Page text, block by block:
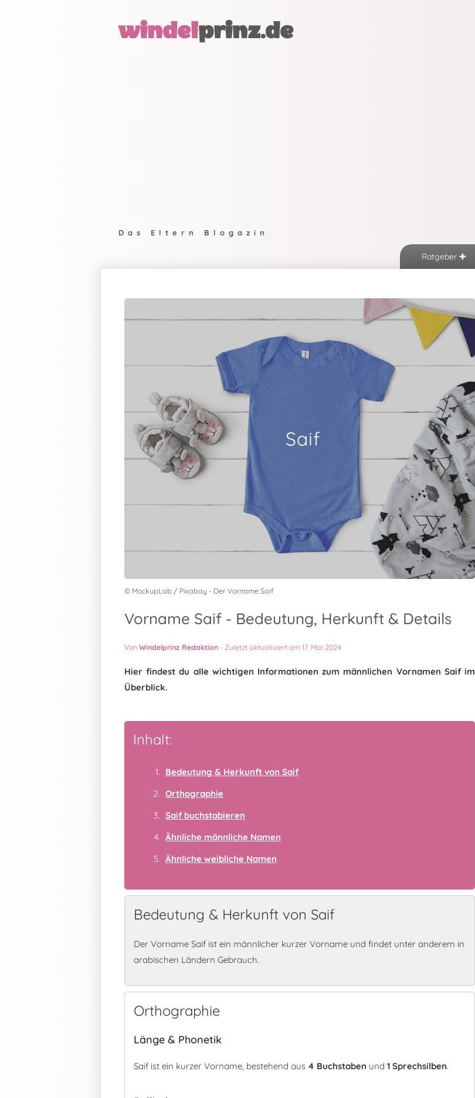
windelprinz.de
Das Eltern Blogazin
Ratgeber
Saif
© MockupLab / Pixabay - Der Vorname Saif
Vorname Saif - Bedeutung, Herkunft & Details
VonWindelprinz Redaktion - Zuletzt aktualisiert am 17. Mai 2024
Hier findest du alle wichtigen Informationen zum männlichen Vornamen Saif im
Überblick.
Inhalt:
Bedeutung & Herkunft von Saif
Orthographie
Saif buchstabieren
Ähnliche männliche Namen
Ähnliche weibliche Namen
Bedeutung & Herkunft von Saif
Der Vorname Saif ist ein männlicher kurzer Vorname und findet unter anderem in
arabischen Ländern Gebrauch.
Orthographie
Länge & Phonetik
Saif ist ein kurzer Vorname, bestehend aus 4 Buchstaben und 1 Sprechsilben.